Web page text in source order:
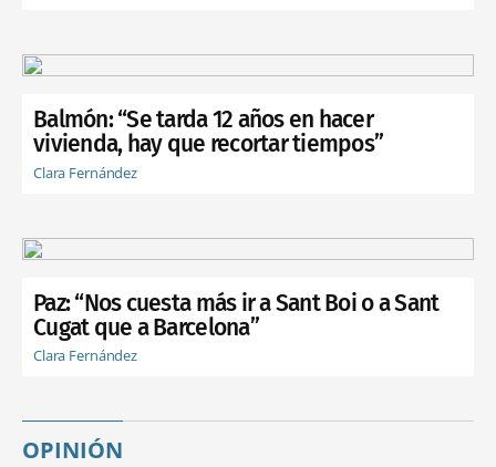
Balmón: “Se tarda 12 años en hacer
vivienda, hay que recortar tiempos”
Clara Fernández
Paz: “Nos cuesta más ir a Sant Boi o a Sant
Cugat que a Barcelona”
Clara Fernández
OPINIÓN